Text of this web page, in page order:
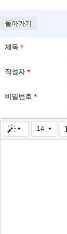
돌아가기
제목 *
작성자 *
비밀번호 *
14